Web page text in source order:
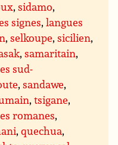
,sidamo,
signes,langues
,selkoupe,sicilien,
,samaritain,
sud-
,sandawe,
,tsigane,
romanes,
,quechua,